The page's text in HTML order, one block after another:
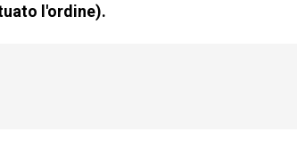
l'ordine).